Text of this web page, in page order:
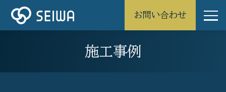
お問い合わせ
施工事例